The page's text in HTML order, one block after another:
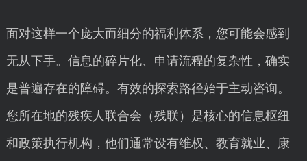
面对这样一个庞大而细分的福利体系，您可能会感到
无从下手。信息的碎片化、申请流程的复杂性，确实
是普遍存在的障碍。有效的探索路径始于主动咨询。
您所在地的残疾人联合会（残联）是核心的信息枢纽
和政策执行机构，他们通常设有维权、教育就业、康